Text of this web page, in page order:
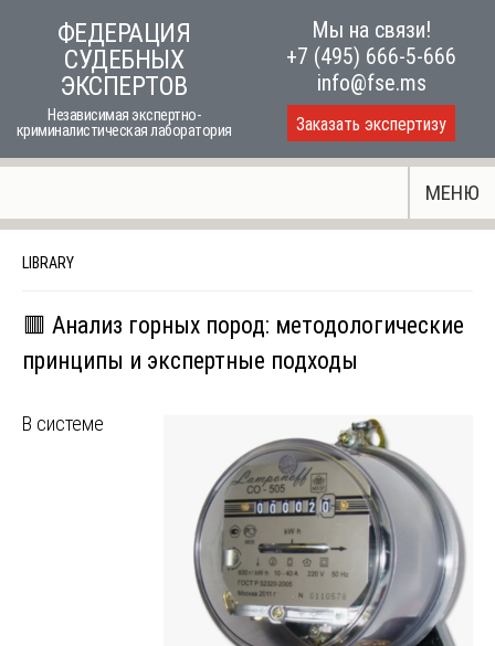
ФЕДЕРАЦИЯ
СУДЕБНЫХ
ЭКСПЕРТОВ
Независимая экспертно-
криминалистическая лаборатория
Мы на связи!
+7 (495) 666-5-666
info@fse.ms
Заказать экспертизу
МЕНЮ
LIBRARY
🟥 Анализ горных пород: методологические
принципы и экспертные подходы
В системе